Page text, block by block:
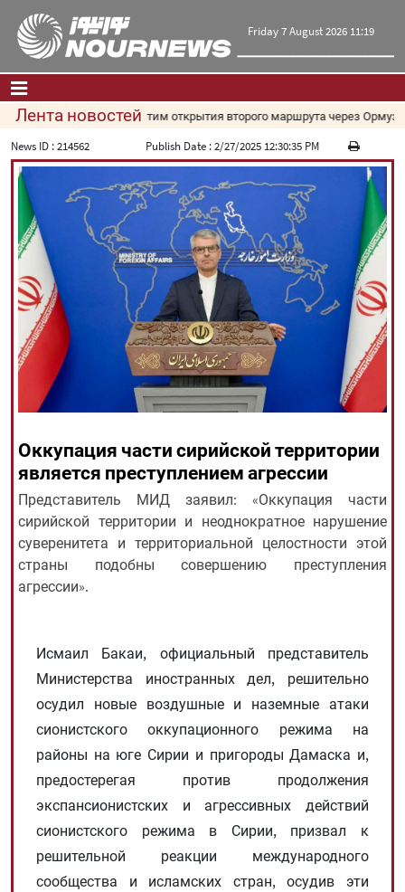
Friday 7 August 2026 11:19
Главная|Контакты|О нас
Новости
Культура и общество
Экономика
Политика
взгляд
Мультимедиа
فارسی English|العربیه|
|
русский |中文|
All rights reserved for NourNews
Copyright © 2021 www.nournews.ir
Лента новостей
Резаи: Мы не допустим открытия второго маршрута через
News ID :214562 Publish Date :2/27/2025 12:30:35 PM
Оккупация части сирийской территории
является преступлением агрессии
Представитель МИД заявил: «Оккупация части
сирийской территории и неоднократное нарушение
суверенитета и территориальной целостности этой
страны подобны совершению преступления
агрессии».
Исмаил Бакаи, официальный представитель
Министерства иностранных дел, решительно
осудил новые воздушные и наземные атаки
сионистского оккупационного режима на
районы на юге Сирии и пригороды Дамаска и,
предостерегая против продолжения
экспансионистских и агрессивных действий
сионистского режима в Сирии, призвал к
решительной реакции международного
сообщества и исламских стран, осудив эти